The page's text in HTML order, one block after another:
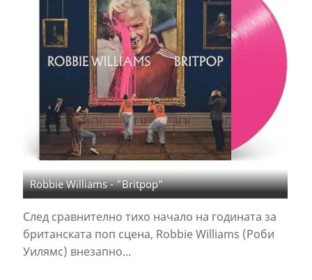
Robbie Williams - "Britpop"
След сравнително тихо начало на годината за
британската поп сцена, Robbie Williams (Роби
Уилямс) внезапно...